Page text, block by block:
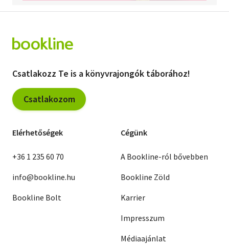
Csatlakozz Te is a könyvrajongók táborához!
Csatlakozom
Elérhetőségek
+36 1 235 60 70
info@bookline.hu
Bookline Bolt
Cégünk
A Bookline-ról bővebben
Bookline Zöld
Karrier
Impresszum
Médiaajánlat